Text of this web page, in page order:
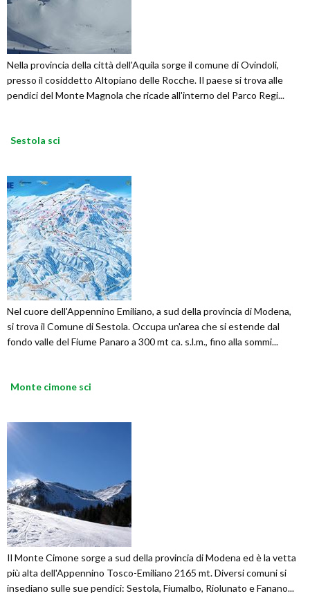
Nella provincia della città dell'Aquila sorge il comune di Ovindoli,
presso il cosiddetto Altopiano delle Rocche. Il paese si trova alle
pendici del Monte Magnola che ricade all'interno del Parco Regi...
Sestola sci
Nel cuore dell'Appennino Emiliano, a sud della provincia di Modena,
si trova il Comune di Sestola. Occupa un'area che si estende dal
fondo valle del Fiume Panaro a 300 mt ca. s.l.m., fino alla sommi...
Monte cimone sci
Il Monte Cimone sorge a sud della provincia di Modena ed è la vetta
più alta dell'Appennino Tosco-Emiliano 2165 mt. Diversi comuni si
insediano sulle sue pendici: Sestola, Fiumalbo, Riolunato e Fanano...